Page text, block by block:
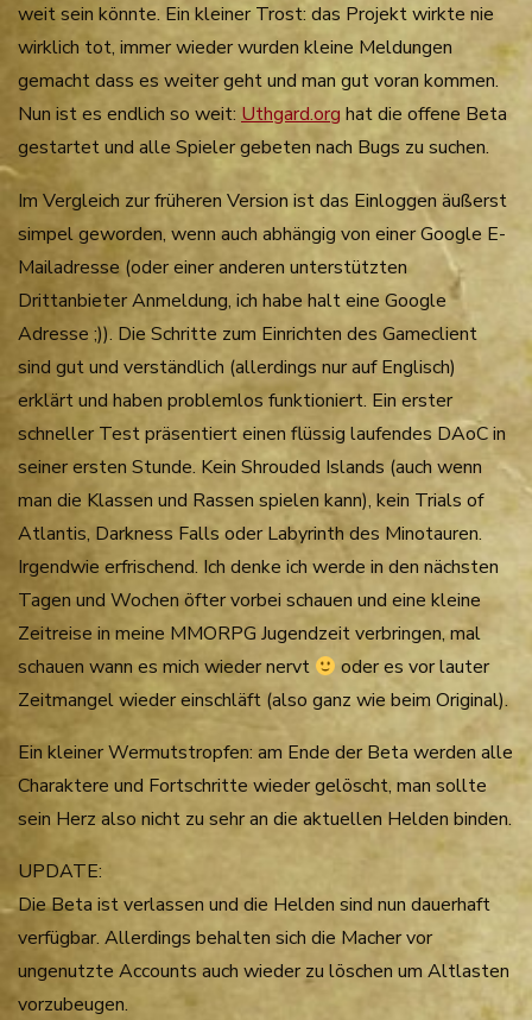
weit sein könnte. Ein kleiner Trost: das Projekt wirkte nie
wirklich tot, immer wieder wurden kleine Meldungen
gemacht dass es weiter geht und man gut voran kommen.
Nun ist es endlich so weit: Uthgard.org hat die offene Beta
gestartet und alle Spieler gebeten nach Bugs zu suchen.
Im Vergleich zur früheren Version ist das Einloggen äußerst
simpel geworden, wenn auch abhängig von einer Google E-
Mailadresse (oder einer anderen unterstützten
Drittanbieter Anmeldung, ich habe halt eine Google
Adresse ;)). Die Schritte zum Einrichten des Gameclient
sind gut und verständlich (allerdings nur auf Englisch)
erklärt und haben problemlos funktioniert. Ein erster
schneller Test präsentiert einen flüssig laufendes DAoC in
seiner ersten Stunde. Kein Shrouded Islands (auch wenn
man die Klassen und Rassen spielen kann), kein Trials of
Atlantis, Darkness Falls oder Labyrinth des Minotauren.
Irgendwie erfrischend. Ich denke ich werde in den nächsten
Tagen und Wochen öfter vorbei schauen und eine kleine
Zeitreise in meine MMORPG Jugendzeit verbringen, mal
schauen wann es mich wieder nervt
oder es vor lauter
Zeitmangel wieder einschläft (also ganz wie beim Original).
Ein kleiner Wermutstropfen: am Ende der Beta werden alle
Charaktere und Fortschritte wieder gelöscht, man sollte
sein Herz also nicht zu sehr an die aktuellen Helden binden.
UPDATE:
Die Beta ist verlassen und die Helden sind nun dauerhaft
verfügbar. Allerdings behalten sich die Macher vor
ungenutzte Accounts auch wieder zu löschen um Altlasten
vorzubeugen.